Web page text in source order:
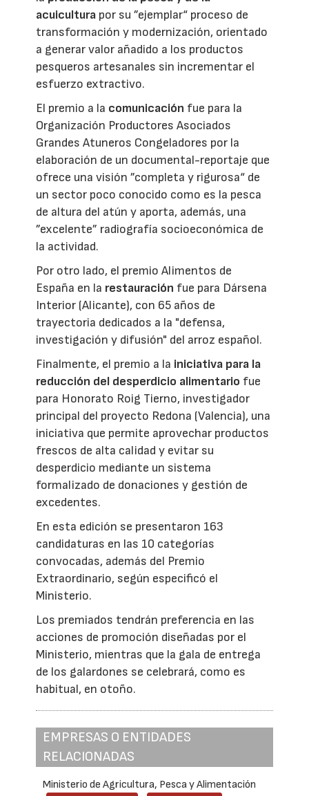
acuicultura por su ”ejemplar“ proceso de
transformación y modernización, orientado
a generar valor añadido a los productos
pesqueros artesanales sin incrementar el
esfuerzo extractivo.
El premio a la comunicación fue para la
Organización Productores Asociados
Grandes Atuneros Congeladores por la
elaboración de un documental-reportaje que
ofrece una visión ”completa y rigurosa“ de
un sector poco conocido como es la pesca
de altura del atún y aporta, además, una
”excelente” radiografía socioeconómica de
la actividad.
Por otro lado, el premio Alimentos de
España en la restauración fue para Dársena
Interior (Alicante), con 65 años de
trayectoria dedicados a la "defensa,
investigación y difusión" del arroz español.
Finalmente, el premio a la iniciativa para la
reducción del desperdicio alimentario fue
para Honorato Roig Tierno, investigador
principal del proyecto Redona (Valencia), una
iniciativa que permite aprovechar productos
frescos de alta calidad y evitar su
desperdicio mediante un sistema
formalizado de donaciones y gestión de
excedentes.
En esta edición se presentaron 163
candidaturas en las 10 categorías
convocadas, además del Premio
Extraordinario, según especificó el
Ministerio.
Los premiados tendrán preferencia en las
acciones de promoción diseñadas por el
Ministerio, mientras que la gala de entrega
de los galardones se celebrará, como es
habitual, en otoño.
EMPRESAS O ENTIDADES
RELACIONADAS
Ministerio de Agricultura, Pesca y Alimentación